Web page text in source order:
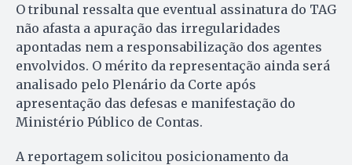
O tribunal ressalta que eventual assinatura do TAG
não afasta a apuração das irregularidades
apontadas nem a responsabilização dos agentes
envolvidos. O mérito da representação ainda será
analisado pelo Plenário da Corte após
apresentação das defesas e manifestação do
Ministério Público de Contas.
A reportagem solicitou posicionamento da